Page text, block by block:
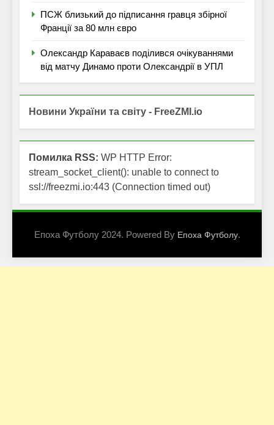
ПСЖ близький до підписання гравця збірної
Франції за 80 млн євро
Олександр Караваєв поділився очікуваннями
від матчу Динамо проти Олександрії в УПЛ
Новини України та світу - FreeZMI.io
Помилка RSS: WP HTTP Error:
stream_socket_client(): unable to connect to
ssl://freezmi.io:443 (Connection timed out)
Епоха Футболу 2024. Powered By Епоха Футболу.